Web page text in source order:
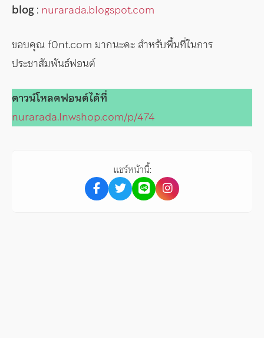
blog : nurarada.blogspot.com
ขอบคุณ f0nt.com มากนะคะ สำหรับพื้นที่ในการ
ประชาสัมพันธ์ฟอนต์
ดาวน์โหลดฟอนต์ได้ที่
nurarada.lnwshop.com/p/474
แชร์หน้านี้: